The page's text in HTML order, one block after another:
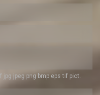
jpg jpeg png bmp eps tif pict.